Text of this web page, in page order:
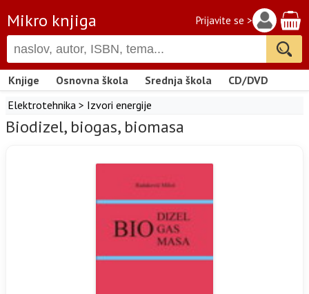
Mikro knjiga Prijavite se >
Knjige Osnovna škola Srednja škola
CD/DVD
Elektrotehnika > Izvori energije
Biodizel, biogas, biomasa